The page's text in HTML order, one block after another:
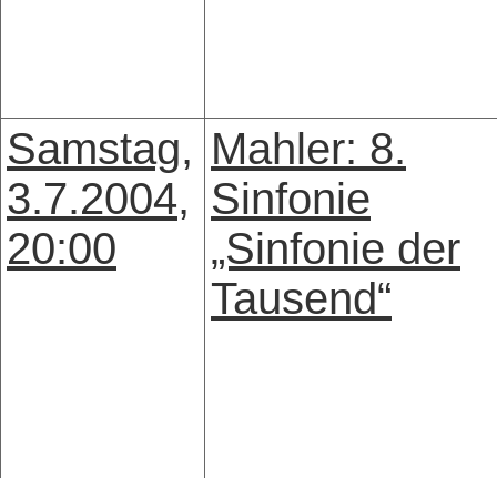
Samstag,
3.7.2004,
20:00
Mahler: 8.
Sinfonie
„Sinfonie der
Tausend“